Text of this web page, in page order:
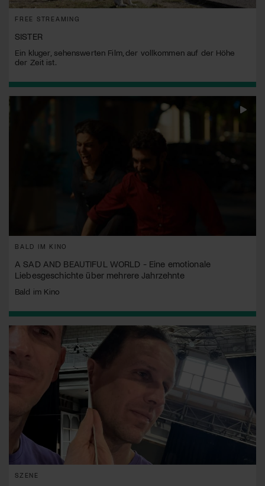
FREE STREAMING
SISTER
Ein kluger, sehenswerten Film, der vollkommen auf der Höhe
der Zeit ist.
BALD IM KINO
A SAD AND BEAUTIFUL WORLD - Eine emotionale
Liebesgeschichte über mehrere Jahrzehnte
Bald im Kino
SZENE